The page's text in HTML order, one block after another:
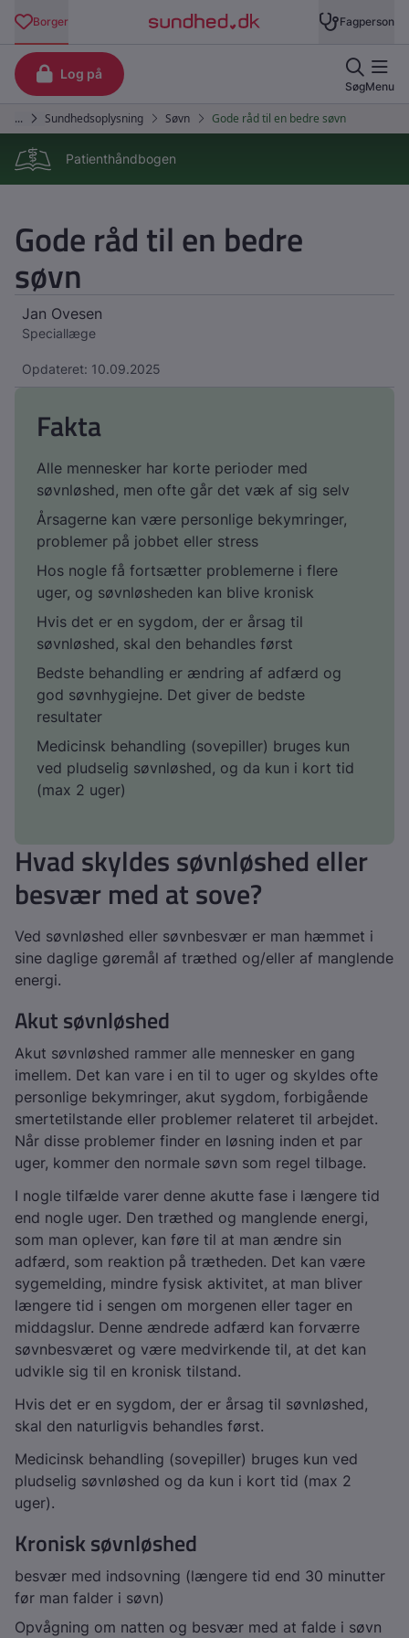
Patienthåndbogen
Gode råd til en bedre
søvn
Jan Ovesen
Speciallæge
Opdateret: 10.09.2025
Fakta
Alle mennesker har korte perioder med
søvnløshed, men ofte går det væk af sig selv
Årsagerne kan være personlige bekymringer,
problemer på jobbet eller stress
Hos nogle få fortsætter problemerne i flere
uger, og søvnløsheden kan blive kronisk
Hvis det er en sygdom, der er årsag til
søvnløshed, skal den behandles først
Bedste behandling er ændring af adfærd og
god søvnhygiejne. Det giver de bedste
resultater
Medicinsk behandling (sovepiller) bruges kun
ved pludselig søvnløshed, og da kun i kort tid
(max 2 uger)
Hvad skyldes søvnløshed eller
besvær med at sove?
Ved søvnløshed eller søvnbesvær er man hæmmet i
sine daglige gøremål af træthed og/eller af manglende
energi.
Akut søvnløshed
Akut søvnløshed rammer alle mennesker en gang
imellem. Det kan vare i en til to uger og skyldes ofte
personlige bekymringer, akut sygdom, forbigående
smertetilstande eller problemer relateret til arbejdet.
Når disse problemer finder en løsning inden et par
uger, kommer den normale søvn som regel tilbage.
I nogle tilfælde varer denne akutte fase i længere tid
end nogle uger. Den træthed og manglende energi,
som man oplever, kan føre til at man ændre sin
adfærd, som reaktion på trætheden. Det kan være
sygemelding, mindre fysisk aktivitet, at man bliver
længere tid i sengen om morgenen eller tager en
middagslur. Denne ændrede adfærd kan forværre
søvnbesværet og være medvirkende til, at det kan
udvikle sig til en kronisk tilstand.
Hvis det er en sygdom, der er årsag til søvnløshed,
skal den naturligvis behandles først.
Medicinsk behandling (sovepiller) bruges kun ved
pludselig søvnløshed og da kun i kort tid (max 2
uger).
Kronisk søvnløshed
besvær med indsovning (længere tid end 30 minutter
før man falder i søvn)
Opvågning om natten og besvær med at falde i søvn